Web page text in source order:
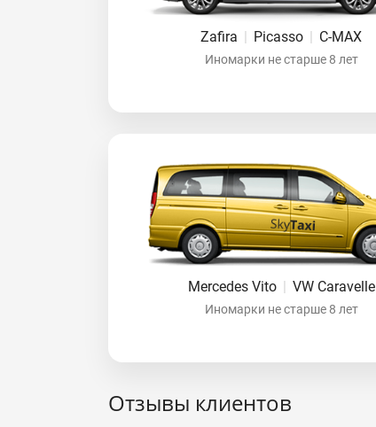
Zafira | Picasso | C-MAX
Иномарки не старше 8 лет
Mercedes Vito | VW Caravelle
Иномарки не старше 8 лет
Отзывы клиентов